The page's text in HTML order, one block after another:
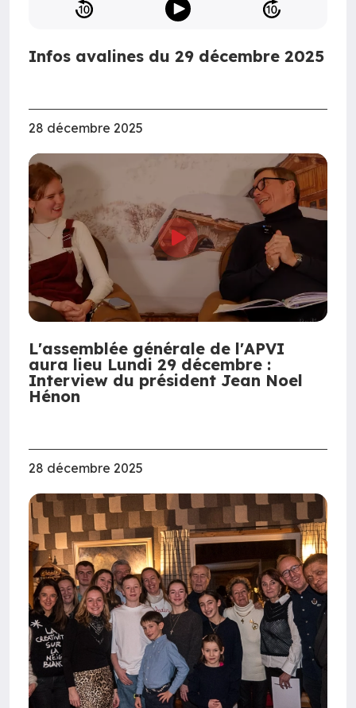
Infos avalines du 29 décembre 2025
28 décembre 2025
L'assemblée générale de l'APVI
aura lieu Lundi 29 décembre :
Interview du président Jean Noel
Hénon
28 décembre 2025